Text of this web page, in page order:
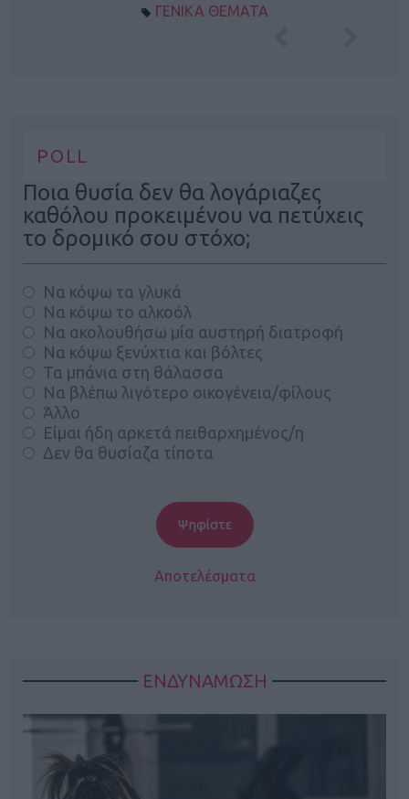
ΓΕΝΙΚΑ ΘΕΜΑΤΑ
POLL
Ποια θυσία δεν θα λογάριαζες
καθόλου προκειμένου να πετύχεις
το δρομικό σου στόχο;
Να κόψω τα γλυκά
Να κόψω το αλκοόλ
Να ακολουθήσω μία αυστηρή διατροφή
Να κόψω ξενύχτια και βόλτες
Τα μπάνια στη θάλασσα
Να βλέπω λιγότερο οικογένεια/φίλους
Άλλο
Είμαι ήδη αρκετά πειθαρχημένος/η
Δεν θα θυσίαζα τίποτα
Αποτελέσματα
ΕΝΔΥΝΑΜΩΣΗ